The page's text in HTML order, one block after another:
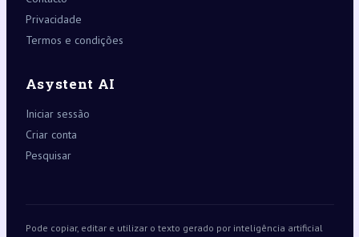
Privacidade
Termos e condições
Asystent AI
Iniciar sessão
Criar conta
Pesquisar
Pode copiar, editar e utilizar o texto gerado por inteligência artificial